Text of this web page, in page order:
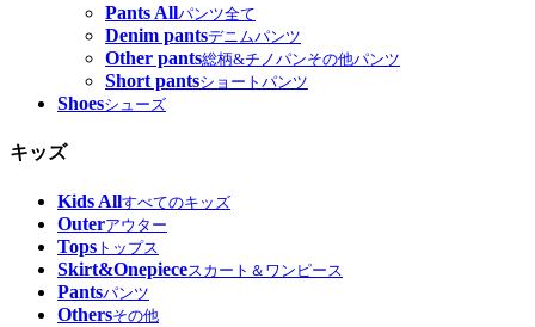
Pants Allパンツ全て
Denim pantsデニムパンツ
Other pants総柄&チノパンその他パンツ
Short pantsショートパンツ
Shoesシューズ
キッズ
Kids Allすべてのキッズ
Outerアウター
Tops トップス
Skirt&Onepieceスカート＆ワンピース
Pantsパンツ
Othersその他